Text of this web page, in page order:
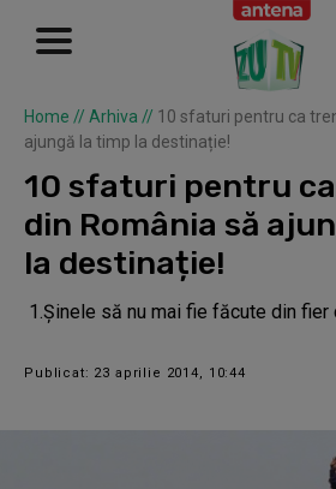
Home // Arhiva // 10 sfaturi pentru ca
ajungă la timp la destinație!
10 sfaturi pentru
din România să
la destinație!
1.Șinele să nu mai fie făcute din fier
Publicat: 23 aprilie 2014, 10:44